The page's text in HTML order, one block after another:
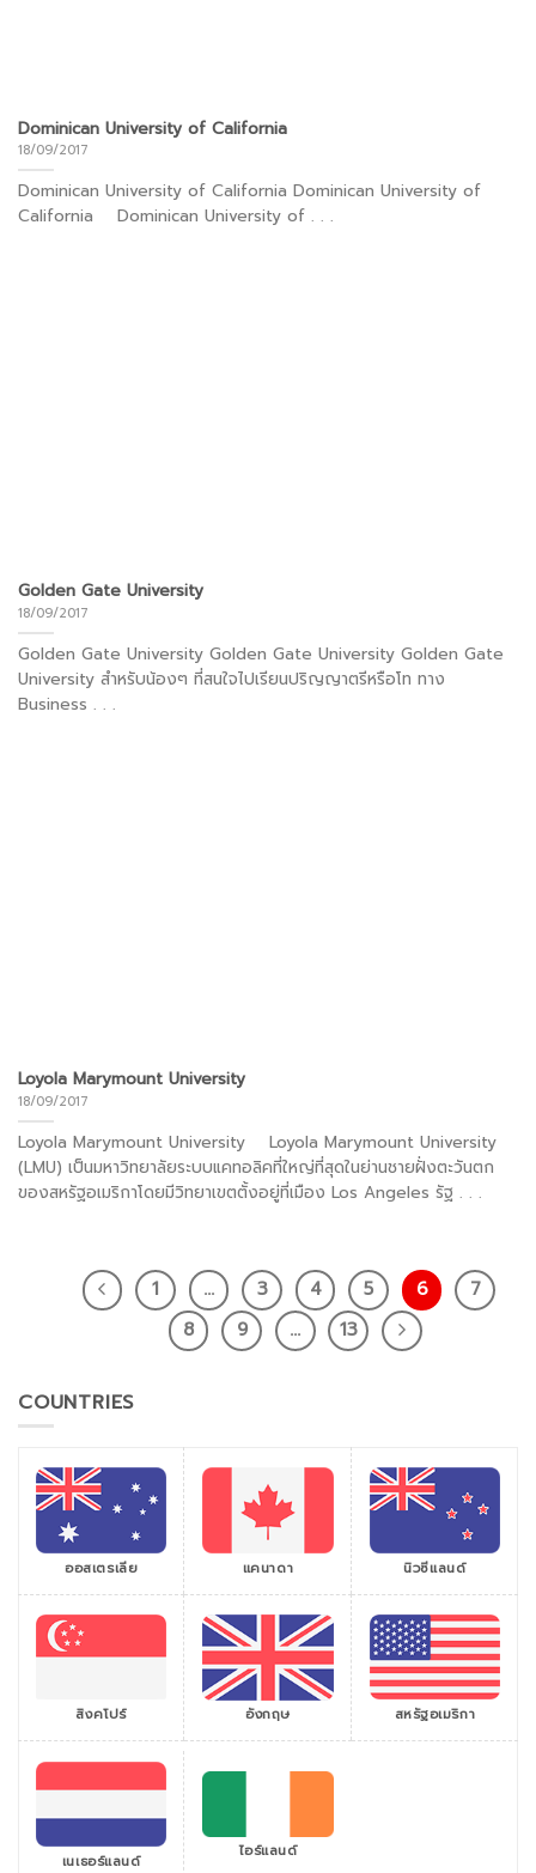
Dominican University of California
18/09/2017
Dominican University of California Dominican University of
California Dominican University of . . .
Golden Gate University
18/09/2017
Golden Gate University Golden Gate University Golden Gate
University สำหรับน้องๆ ที่สนใจไปเรียนปริญญาตรีหรือโท ทาง
Business . . .
Loyola Marymount University
18/09/2017
Loyola Marymount University Loyola Marymount University
(LMU) เป็นมหาวิทยาลัยระบบแคทอลิคที่ใหญ่ที่สุดในย่านชายฝั่งตะวันตก
ของสหรัฐอเมริกาโดยมีวิทยาเขตตั้งอยู่ที่เมือง Los Angeles รัฐ . . .
1 … 3 4 5 6
7
8
9 … 13
COUNTRIES
ออสเตรเลีย แคนาดา นิวซีแลนด์
สิงคโปร์ อังกฤษ สหรัฐอเมริกา
เนเธอร์แลนด์ ไอร์แลนด์